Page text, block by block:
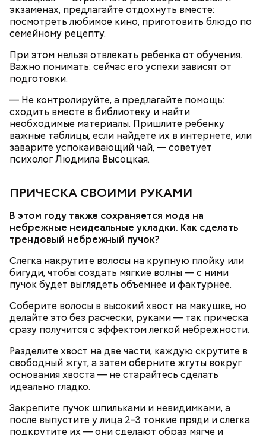
экзаменах, предлагайте отдохнуть вместе:
посмотреть любимое кино, приготовить блюдо по
семейному рецепту.
При этом нельзя отвлекать ребенка от обучения.
Важно понимать: сейчас его успехи зависят от
подготовки.
— Не контролируйте, а предлагайте помощь:
сходить вместе в библиотеку и найти
необходимые материалы. Пришлите ребенку
важные таблицы, если найдете их в интернете, или
заварите успокаивающий чай, — советует
психолог Людмила Высоцкая.
ПРИЧЕСКА СВОИМИ РУКАМИ
В этом году также сохраняется мода на
небрежные неидеальные укладки. Как сделать
трендовый небрежный пучок?
Слегка накрутите волосы на крупную плойку или
бигуди, чтобы создать мягкие волны — с ними
пучок будет выглядеть объемнее и фактурнее.
Соберите волосы в высокий хвост на макушке, но
делайте это без расчески, руками — так прическа
сразу получится с эффектом легкой небрежности.
Разделите хвост на две части, каждую скрутите в
свободный жгут, а затем оберните жгуты вокруг
основания хвоста — не старайтесь сделать
идеально гладко.
Закрепите пучок шпильками и невидимками, а
после выпустите у лица 2–3 тонкие пряди и слегка
подкрутите их — они сделают образ мягче и
Яблочный уксус — 2 ст. ложки.
Тархун — 1 веточка.
Чеснок — 2 зубчика.
Готовим:Нужно в течение 10 минут обжарить
перцы на мангале с раскаленными углями. Красный
лук нарезать кольцами и подпечь с двух сторон.
приправить солью и выложить на мангал к перцам.
200 граммов сливочного масла;
1 стакан сахара;
Способ приготовления
Сливочное масло необходимо немного
растопить и взбить с сахаром, туда же
добавить ванильный сахар и соль. Все эти
ингредиенты нужно взбивать миксером
примерно три минуты, пока масло не
побелеет.
Далее по одному следует добавлять в готовую
массу яйца, после чего нужно получившееся
тесто вновь взбить.
Если технология соблюдается правильно, то
должен получиться воздушный кремовый
сгусток цвета слоновой кости.
апельсина и, помешивая массу, вливать в нее
В отдельной посуде нужно смешать муку с
разрыхлителем, а потом эти компоненты
следует объединить с ранее полученной
После объединения и тщательного «микса»
этих ингредиентов, необходимо добавлять
изюм, цукаты, которые вы пожелаете, и снова
кухонной лопаткой, чтобы не измельчить
сухофрукты.
Тесто сразу можно выпекать, ему не нужна
расстойка, предупредил шеф-повар: